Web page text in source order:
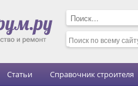
Статьи Справочник строителя